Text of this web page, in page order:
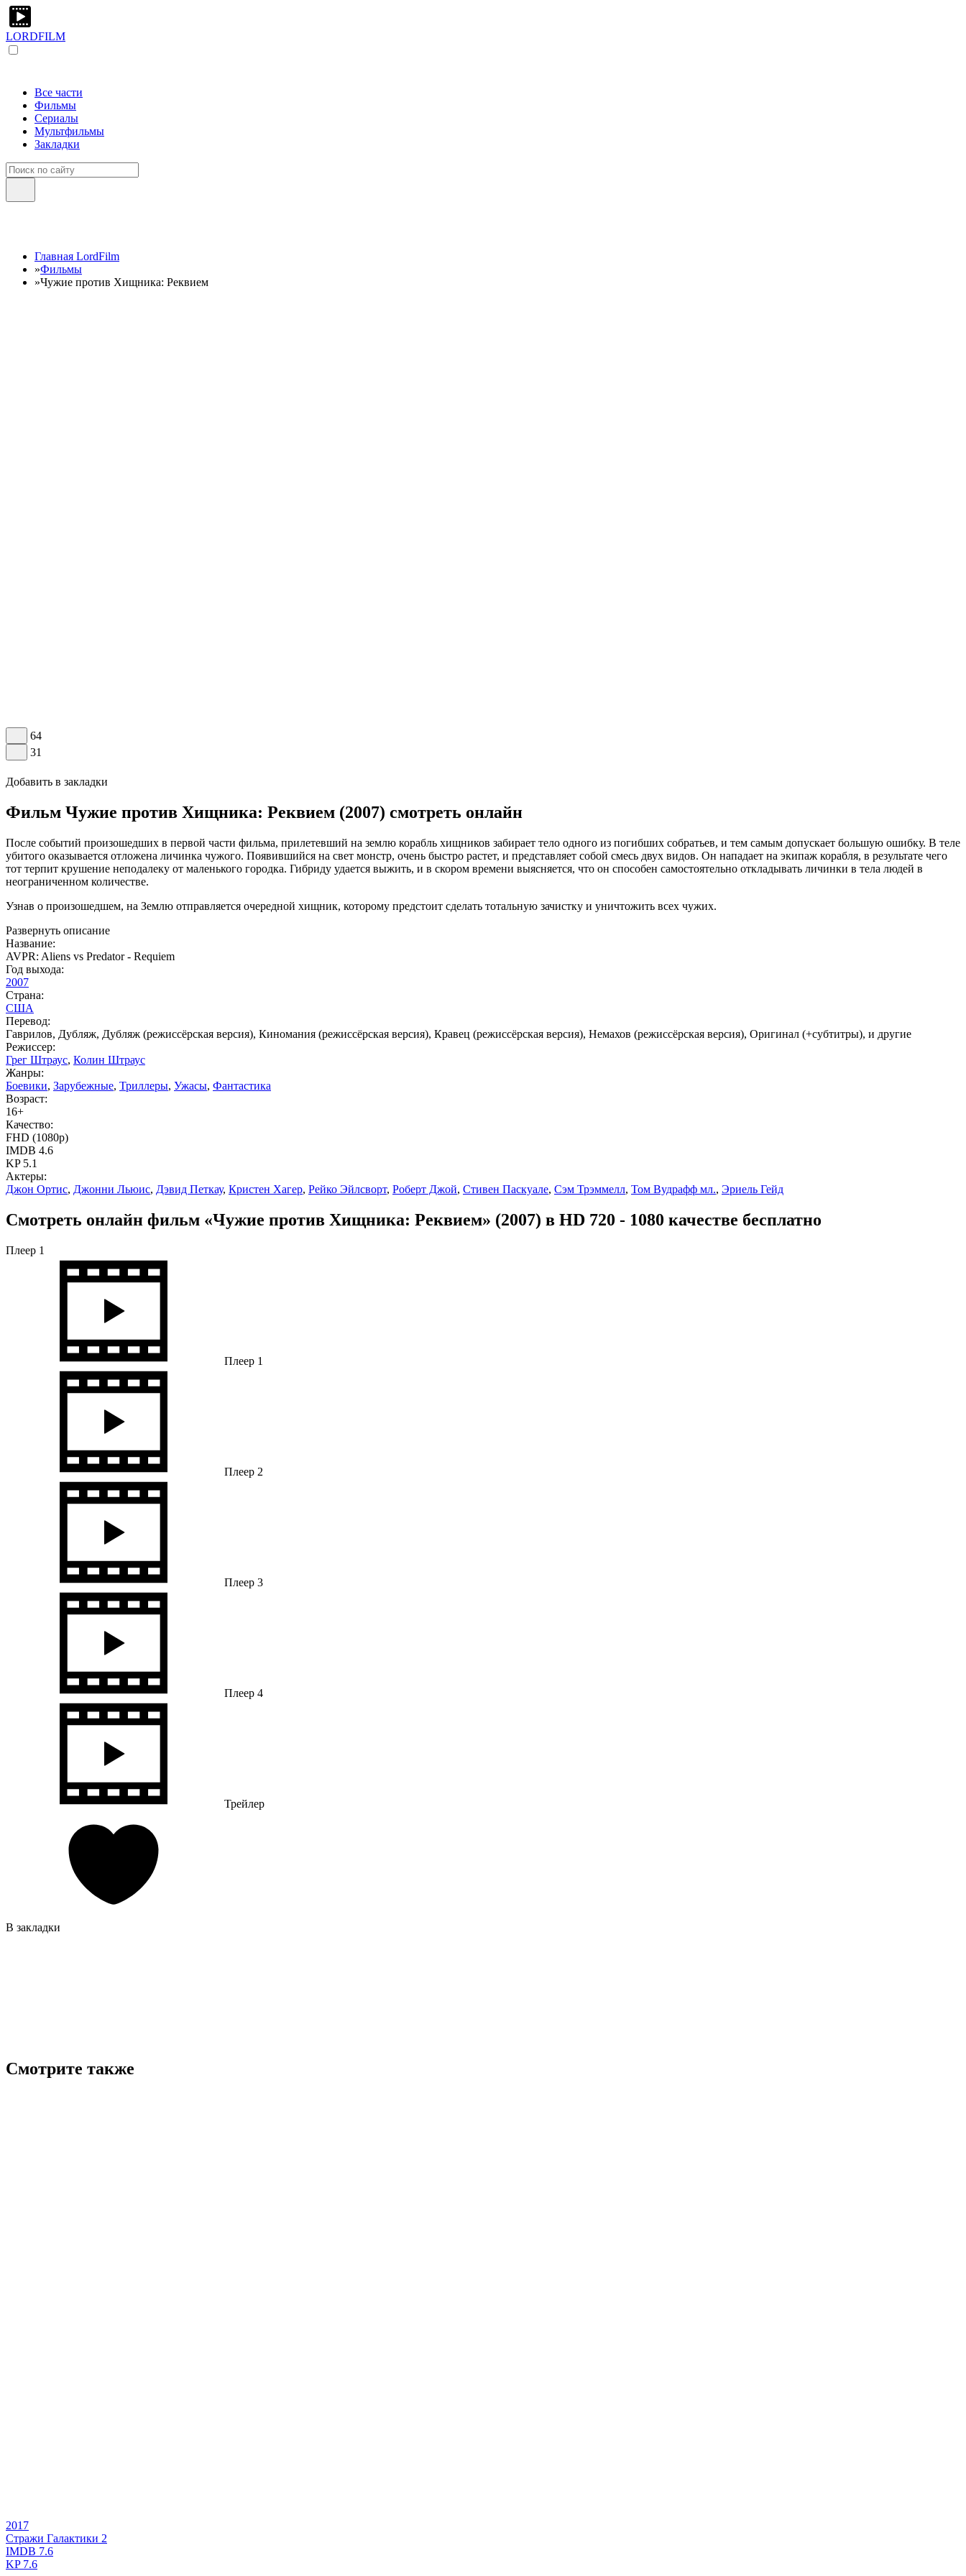
LORDFILM
Все части
Фильмы
Сериалы
Мультфильмы
Закладки
Главная LordFilm
»Фильмы
»Чужие против Хищника: Реквием
64
31
Добавить в закладки
Фильм Чужие против Хищника: Реквием (2007) смотреть онлайн
После событий произошедших в первой части фильма, прилетевший на землю корабль хищников забирает тело одного из погибших собратьев, и тем самым допускает большую ошибку. В теле
убитого оказывается отложена личинка чужого. Появившийся на свет монстр, очень быстро растет, и представляет собой смесь двух видов. Он нападает на экипаж корабля, в результате чего
тот терпит крушение неподалеку от маленького городка. Гибриду удается выжить, и в скором времени выясняется, что он способен самостоятельно откладывать личинки в тела людей в
неограниченном количестве.
Узнав о произошедшем, на Землю отправляется очередной хищник, которому предстоит сделать тотальную зачистку и уничтожить всех чужих.
Развернуть описание
Название:
AVPR: Aliens vs Predator - Requiem
Год выхода:
2007
Страна:
США
Перевод:
Гаврилов, Дубляж, Дубляж (режиссёрская версия), Киномания (режиссёрская версия), Кравец (режиссёрская версия), Немахов (режиссёрская версия), Оригинал (+субтитры), и другие
Режиссер:
Грег Штраус, Колин Штраус
Жанры:
Боевики, Зарубежные, Триллеры, Ужасы, Фантастика
Возраст:
16+
Качество:
FHD (1080p)
IMDB 4.6
KP5.1
Актеры:
Джон Ортис, Джонни Льюис, Дэвид Петкау, Кристен Хагер, Рейко Эйлсворт, Роберт Джой, Стивен Паскуале, Сэм Трэммелл, Том Вудрафф мл., Эриель Гейд
Смотреть онлайн фильм «Чужие против Хищника: Реквием» (2007) в HD 720 - 1080 качестве бесплатно
Плеер 1
Плеер 1
Плеер 2
Плеер 3
Плеер 4
Трейлер
В закладки
Смотрите также
2017
Стражи Галактики 2
IMDB 7.6
KP7.6